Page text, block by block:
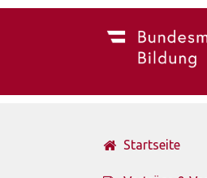
Startseite